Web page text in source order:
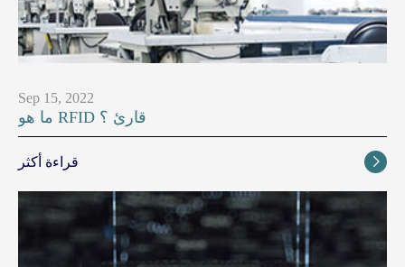
Sep 15, 2022
ما هو RFID قارئ ؟
قراءة أكثر 